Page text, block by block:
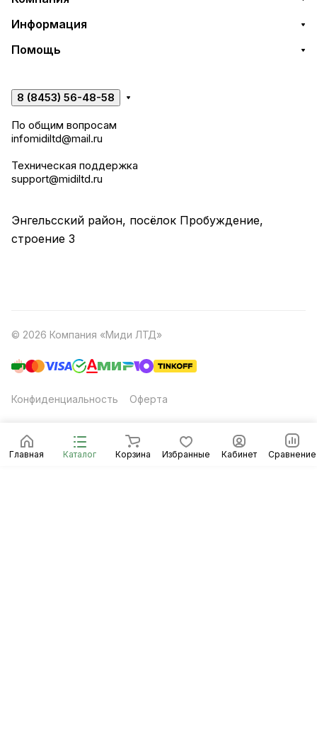
Главная Каталог Корзина Избранные Кабинет Сравнение
Информация
Помощь
8 (8453) 56-48-58
По общим вопросам
infomidiltd@mail.ru
Техническая поддержка
support@midiltd.ru
Энгельсский район, посёлок Пробуждение,
строение 3
© 2026 Компания «Миди ЛТД»
Конфиденциальность Оферта